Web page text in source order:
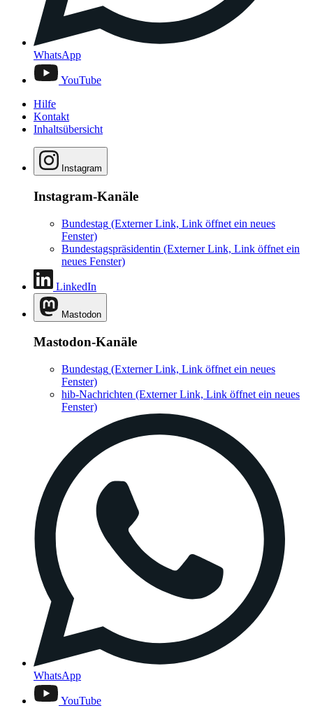
WhatsApp
YouTube
Hilfe
Kontakt
Inhaltsübersicht
Instagram
Instagram-Kanäle
Bundestag (Externer Link, Link öffnet ein neues
Fenster)
Bundestagspräsidentin (Externer Link, Link öffnet ein
neues Fenster)
LinkedIn
Mastodon
Mastodon-Kanäle
Bundestag (Externer Link, Link öffnet ein neues
Fenster)
hib-Nachrichten (Externer Link, Link öffnet ein neues
Fenster)
WhatsApp
YouTube